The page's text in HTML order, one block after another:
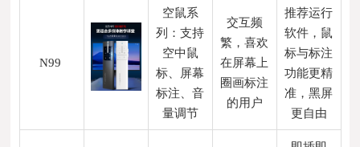
N99
空鼠系
列：支持
空中鼠
标、屏幕
标注、音
量调节
交互频
繁，喜欢
在屏幕上
圈画标注
的用户
推荐运行
软件，鼠
标与标注
功能更精
准，黑屏
更自由